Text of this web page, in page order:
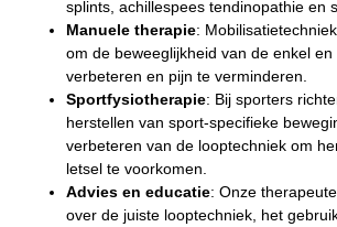
splints, achillespees tendinopathie en
Manuele therapie:
om de beweeglijkheid van de enkel
verbeteren en pijn te verminderen.
Sportfysiotherapie: Bij sporters
herstellen van sport-specifieke
verbeteren van de looptechniek om
letsel te voorkomen.
Advies en educatie: Onze
over de juiste looptechniek, het